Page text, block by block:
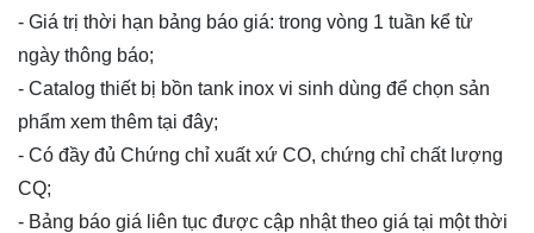
- Giá trị thời hạn bảng báo giá: trong vòng 1 tuần kể từ
ngày thông báo;
- Catalog thiết bị bồn tank inox vi sinh dùng để chọn sản
phẩm xem thêm tại đây;
- Có đầy đủ Chứng chỉ xuất xứ CO, chứng chỉ chất lượng
CQ;
- Bảng báo giá liên tục được cập nhật theo giá tại một thời